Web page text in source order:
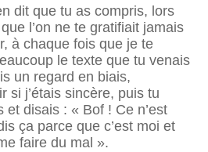
dit que tu as compris, lors
l’on ne te gratifiait jamais
à chaque fois que je te
le texte que tu venais
un regard en biais,
si j’étais sincère, puis tu
et disais : « Bof ! Ce n’est
ça parce que c’est moi et
faire du mal ».